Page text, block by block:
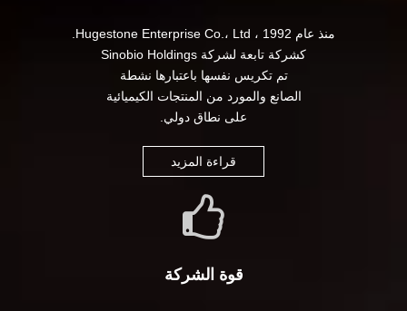
منذ عام 1992 ، Hugestone Enterprise Co.، Ltd.
كشركة تابعة لشركة Sinobio Holdings
تم تكريس نفسها باعتبارها نشطة
الصانع والمورد من المنتجات الكيميائية
على نطاق دولي.
قراءة المزيد
قوة الشركة